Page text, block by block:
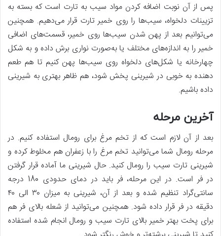
پس از آن نوبت اضافه کردن مواد سیب به تارت است که بسته به
تزیینات دلخواه، سیب‌ها را روی خمیر تارت قرار می‌دهیم. همچنین
می‌توانیم بعد از پهن شدن سیب‌ها روی خمیر، قسمت‌های اضافی
خمیر را به اندازه‌های مختلف یا به‌صورت نواری برش داده و به شکل
چهارخانه یا شکل‌های دلخواه روی سیب‌ها پهن کنیم تا هم طعم
دهنده به خوبی در شیرینی پخش شود، هم ظاهر بهتری به شیرینی
داده باشیم.
آخرین مرحله
بعد از آن لازم است که از تخم مرغ برای رومال استفاده کنیم. در
مرحله رومال شما می‌توانید تخم مرغ را با زعفران هم مخلوط کرده و
شیرینی تارت سیب را رومال کنید. حال شیرینی ما آماده قرار گرفتن
در فر است. در این مرحله، فر باید در دمای حدودی 180 درجه
سانتی‌گراد تنظیم شده و بعد از آن، شیرینی به میزان ۳۰ الی ۴۰
دقیقه در فر قرار داده شود. همچنین می‌توانید از شعله بالای فر هم
برای پخت بهتر خمیر بالای تارت سیب و رومال انجام شده استفاده